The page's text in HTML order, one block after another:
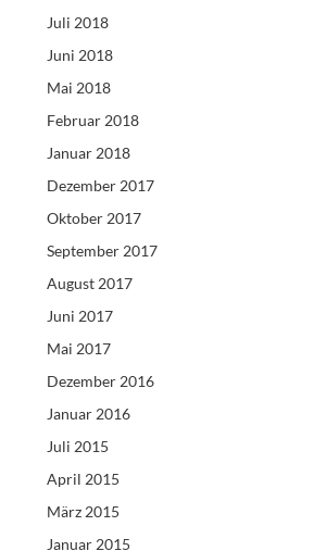
Juli 2018
Juni 2018
Mai 2018
Februar 2018
Januar 2018
Dezember 2017
Oktober 2017
September 2017
August 2017
Juni 2017
Mai 2017
Dezember 2016
Januar 2016
Juli 2015
April 2015
März 2015
Januar 2015